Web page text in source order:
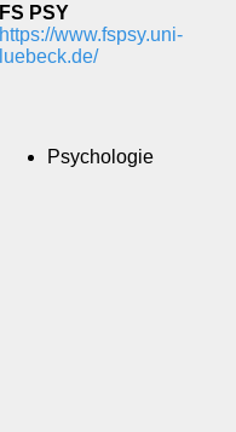
FS PSY
https://www.fspsy.uni-
luebeck.de/
Psychologie